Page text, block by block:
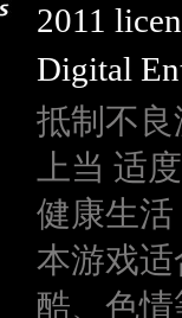
2011
Digital
抵制不
上当 适
健康生活
本游戏
酷、色